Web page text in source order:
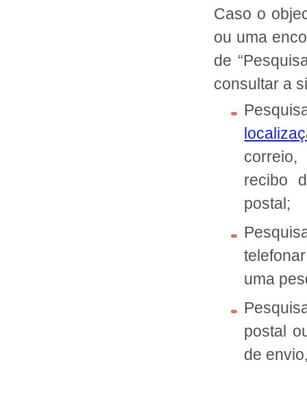
Caso o
ou uma
de
consultar a
recibo
postal;
uma
postal
de